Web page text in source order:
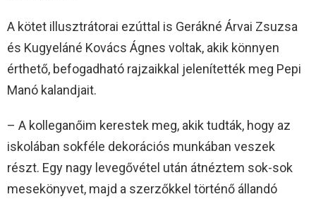
A kötet illusztrátorai ezúttal is Gerákné Árvai Zsuzsa
és Kugyeláné Kovács Ágnes voltak, akik könnyen
érthető, befogadható rajzaikkal jelenítették meg Pepi
Manó kalandjait.
– A kolleganőim kerestek meg, akik tudták, hogy az
iskolában sokféle dekorációs munkában veszek
részt. Egy nagy levegővétel után átnéztem sok-sok
mesekönyvet, majd a szerzőkkel történő állandó